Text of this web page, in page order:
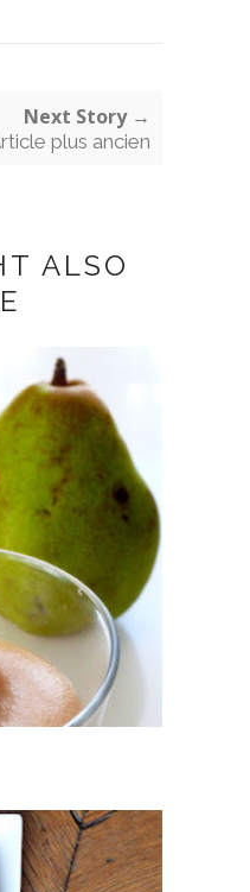
Next Story →
plus ancien
ALSO